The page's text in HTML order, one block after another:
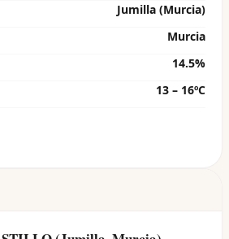
Jumilla (Murcia)
Murcia
14.5%
13 – 16ºC